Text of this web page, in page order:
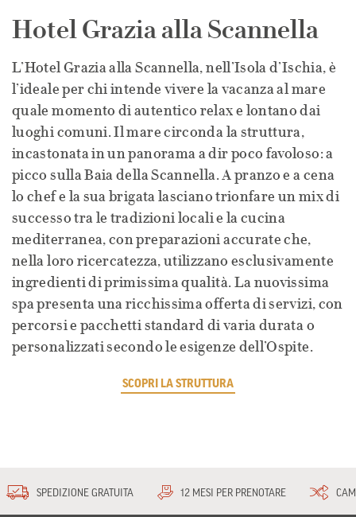
Hotel Grazia alla Scannella
L’Hotel Grazia alla Scannella, nell’Isola d’Ischia, è
l’ideale per chi intende vivere la vacanza al mare
quale momento di autentico relax e lontano dai
luoghi comuni. Il mare circonda la struttura,
incastonata in un panorama a dir poco favoloso: a
picco sulla Baia della Scannella. A pranzo e a cena
lo chef e la sua brigata lasciano trionfare un mix di
successo tra le tradizioni locali e la cucina
mediterranea, con preparazioni accurate che,
nella loro ricercatezza, utilizzano esclusivamente
ingredienti di primissima qualità. La nuovissima
spa presenta una ricchissima offerta di servizi, con
percorsi e pacchetti standard di varia durata o
personalizzati secondo le esigenze dell’Ospite.
SCOPRI LA STRUTTURA
SPEDIZIONE GRATUITA 12 MESI PER PRENOTARE